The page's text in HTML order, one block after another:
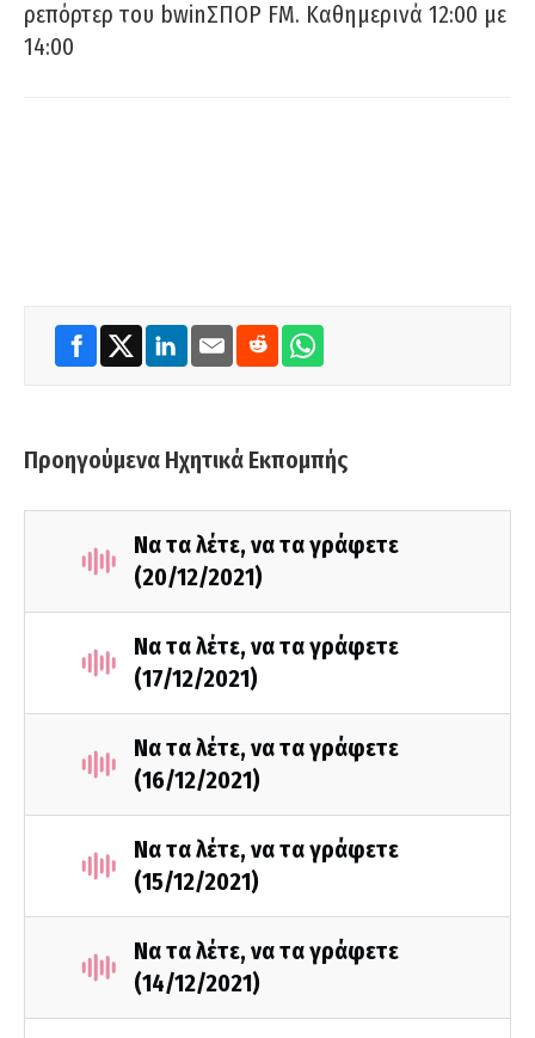
ρεπόρτερ του bwinΣΠΟΡ FM. Καθημερινά 12:00 με
14:00
Προηγούμενα Ηχητικά Εκπομπής
Να τα λέτε, να τα γράφετε
(20/12/2021)
Να τα λέτε, να τα γράφετε
(17/12/2021)
Να τα λέτε, να τα γράφετε
(16/12/2021)
Να τα λέτε, να τα γράφετε
(15/12/2021)
Να τα λέτε, να τα γράφετε
(14/12/2021)